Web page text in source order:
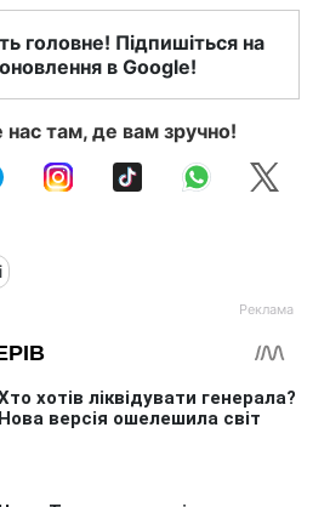
головне! Підпишіться на
в Google!
там, де вам зручно!